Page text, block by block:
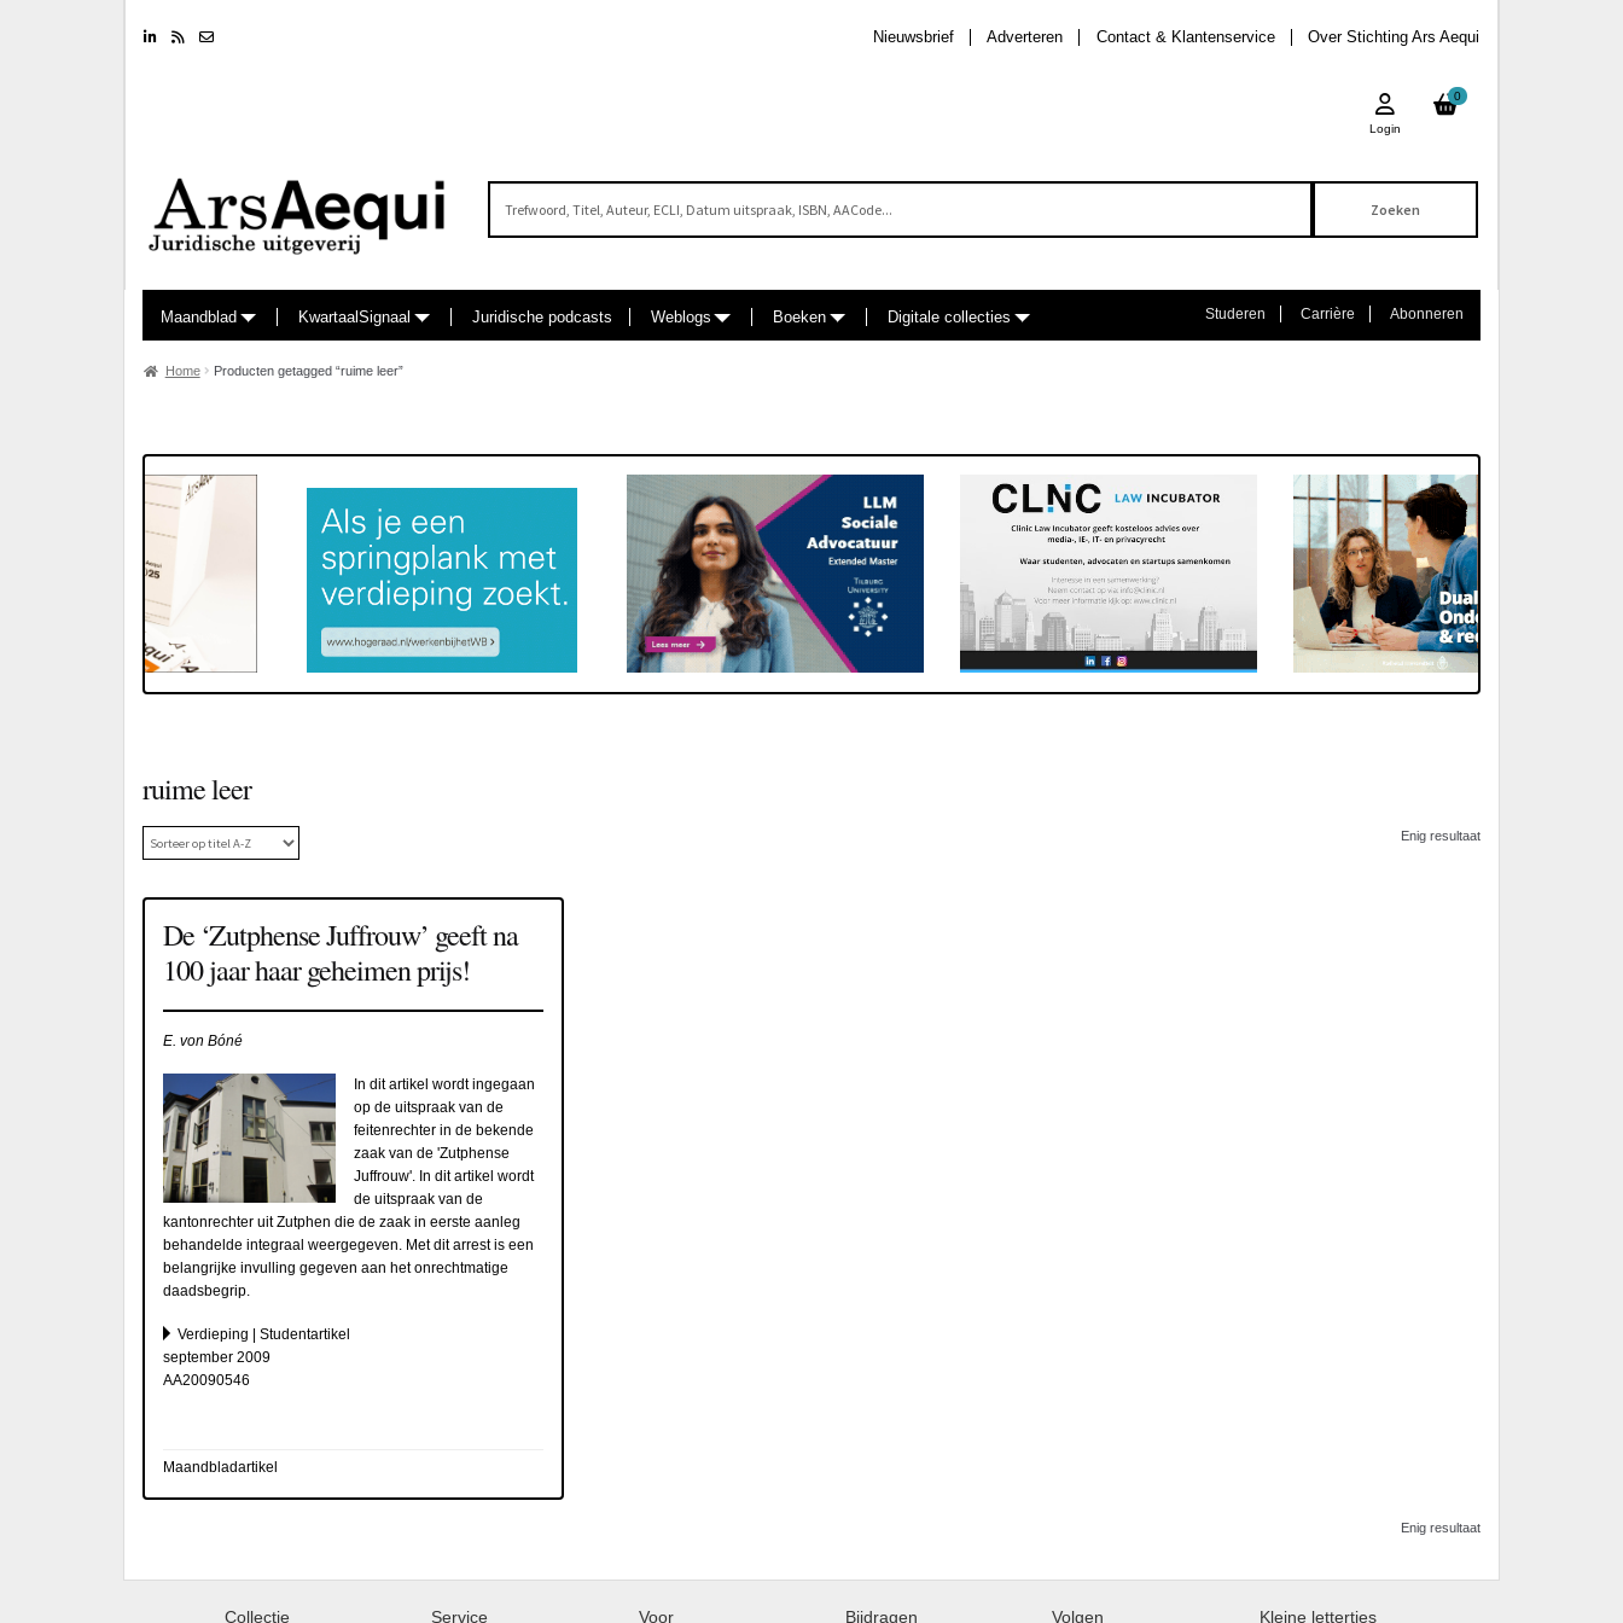
LinkedinRSS feed Over Stichting Ars Aequi
Contact & Klantenservice
Adverteren
Nieuwsbrief
0
Login
Maandblad KwartaalSignaal Juridische podcasts Weblogs Boeken Digitale collecties Studeren Carrière Abonneren
Home Producten getagged “ruime leer”
ruime leer
Enig resultaat
De ‘Zutphense Juffrouw’ geeft na
100 jaar haar geheimen prijs!
E. von Bóné
In dit artikel wordt ingegaan
op de uitspraak van de
feitenrechter in de bekende
zaak van de 'Zutphense
Juffrouw'. In dit artikel wordt
de uitspraak van de
kantonrechter uit Zutphen die de zaak in eerste aanleg
behandelde integraal weergegeven. Met dit arrest is een
belangrijke invulling gegeven aan het onrechtmatige
daadsbegrip.
Verdieping | Studentartikel
september 2009
AA20090546
Maandbladartikel
Enig resultaat
Collectie Service Voor Bijdragen Volgen Kleine lettertjes